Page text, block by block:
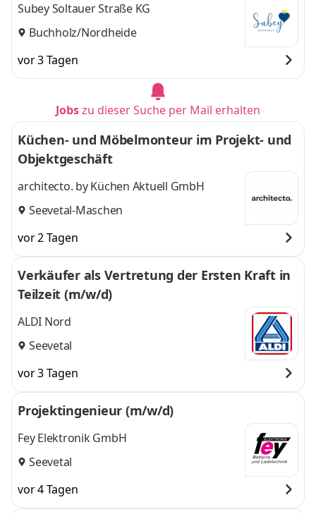
Subey Soltauer Straße KG
Buchholz/Nordheide
vor 3 Tagen
Jobszu dieser Suche per Mail erhalten
Küchen- und Möbelmonteur im Projekt- und
Objektgeschäft
architecto. by Küchen Aktuell GmbH
Seevetal-Maschen
vor 2 Tagen
Verkäufer als Vertretung der Ersten Kraft in
Teilzeit (m/w/d)
ALDI Nord
Seevetal
vor 3 Tagen
Projektingenieur (m/w/d)
Fey Elektronik GmbH
Seevetal
vor 4 Tagen